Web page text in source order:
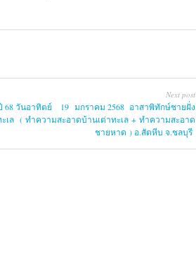
Next post
68 วันอาทิตย์ 19 มกราคม 2568 อาสาพิทักษ์ชายฝั่ง
เล ( ทำความสะอาดบ้านเต่าทะเล + ทำความสะอาด
ชายหาด ) อ.สัตหีบ จ.ชลบุรี